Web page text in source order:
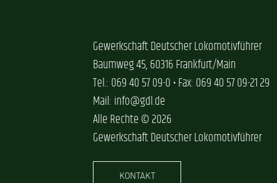
Gewerkschaft Deutscher Lokomotivführer
Baumweg 45, 60316 Frankfurt/Main
Tel.: 069 40 57 09-0 • Fax: 069 40 57 09-21 29
Mail: info@gdl.de
Alle Rechte © 2026
Gewerkschaft Deutscher Lokomotivführer
KONTAKT